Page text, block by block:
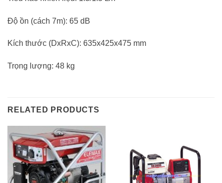
Độ ồn (cách 7m): 65 dB
Kích thước (DxRxC): 635x425x475 mm
Trọng lượng: 48 kg
RELATED PRODUCTS